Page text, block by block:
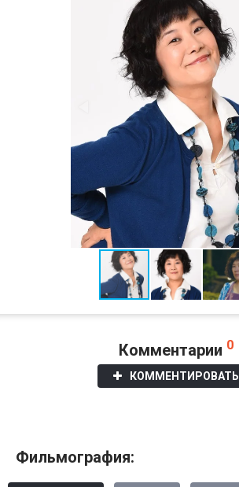
Комментарии 0
КОММЕНТИРОВАТЬ
Фильмография: